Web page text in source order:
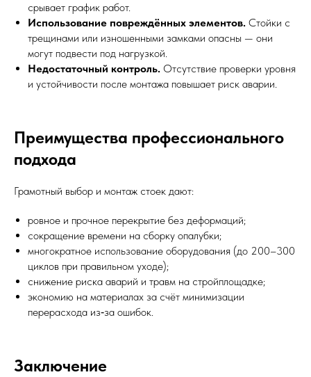
срывает график работ.
Использование повреждённых элементов. Стойки с
трещинами или изношенными замками опасны — они
могут подвести под нагрузкой.
Недостаточный контроль. Отсутствие проверки уровня
и устойчивости после монтажа повышает риск аварии.
Преимущества профессионального
подхода
Грамотный выбор и монтаж стоек дают:
ровное и прочное перекрытие без деформаций;
сокращение времени на сборку опалубки;
многократное использование оборудования (до 200–300
циклов при правильном уходе);
снижение риска аварий и травм на стройплощадке;
экономию на материалах за счёт минимизации
перерасхода из‑за ошибок.
Заключение